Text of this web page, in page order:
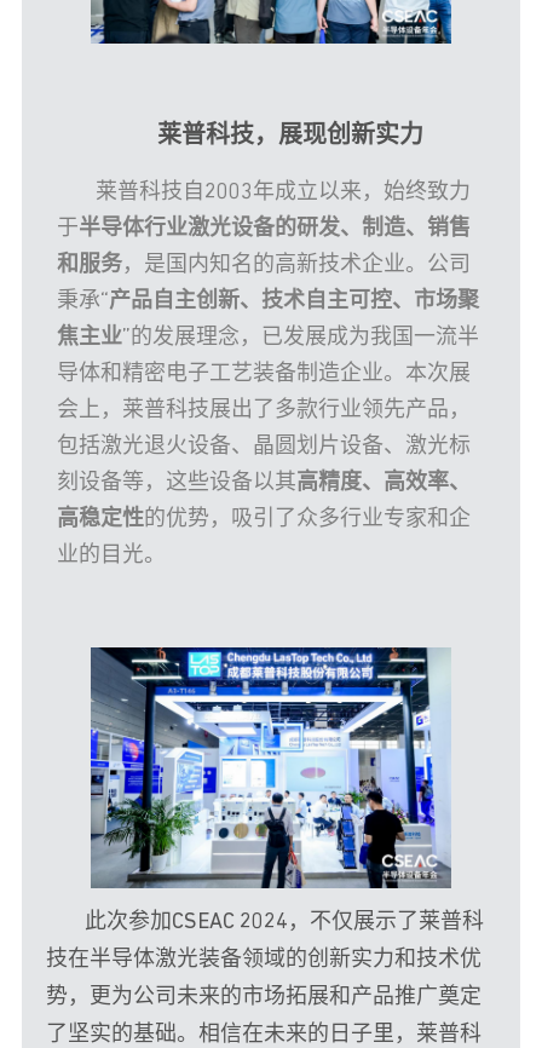
莱普科技，展现创新实力
莱普科技自2003年成立以来，始终致力
于半导体行业激光设备的研发、制造、销售
和服务，是国内知名的高新技术企业。公司
秉承“产品自主创新、技术自主可控、市场聚
焦主业”的发展理念，已发展成为我国一流半
导体和精密电子工艺装备制造企业。本次展
会上，莱普科技展出了多款行业领先产品，
包括激光退火设备、晶圆划片设备、激光标
刻设备等，这些设备以其高精度、高效率、
高稳定性的优势，吸引了众多行业专家和企
业的目光。
此次参加CSEAC 2024，不仅展示了莱普科
技在半导体激光装备领域的创新实力和技术优
势，更为公司未来的市场拓展和产品推广奠定
了坚实的基础。相信在未来的日子里，莱普科